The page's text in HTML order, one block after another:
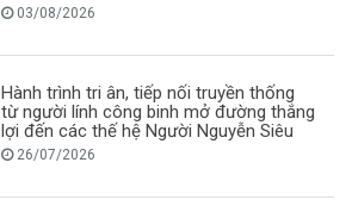
03/08/2026
Hành trình tri ân, tiếp nối truyền thống
từ người lính công binh mở đường thắng
lợi đến các thế hệ Người Nguyễn Siêu
26/07/2026